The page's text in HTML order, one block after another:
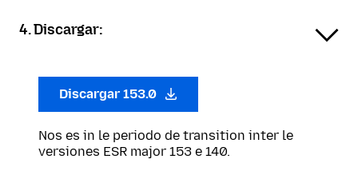
4. Discargar:
Discargar 153.0
Nos es in le periodo de transition inter le
versiones ESR major 153 e 140.